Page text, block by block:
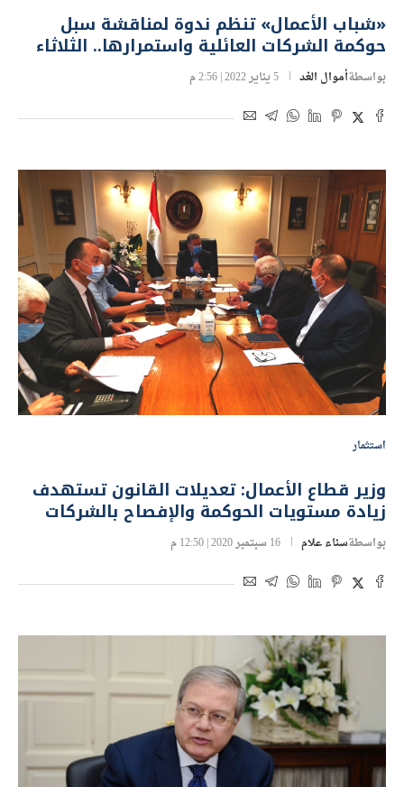
«شباب الأعمال» تنظم ندوة لمناقشة سبل
حوكمة الشركات العائلية واستمرارها.. الثلاثاء
بواسطةأموال الغد 5 يناير 2022 | 2:56 م
استثمار
وزير قطاع الأعمال: تعديلات القانون تستهدف
زيادة مستويات الحوكمة والإفصاح بالشركات
بواسطةسناء علام 16 سبتمبر 2020 | 12:50 م